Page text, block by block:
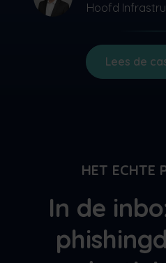
Hoofd
Lees de
HET ECHTE
In de